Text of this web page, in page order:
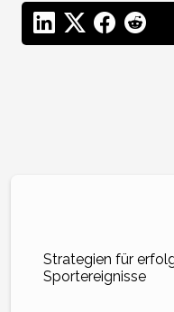
Strategien für
Sportereignisse